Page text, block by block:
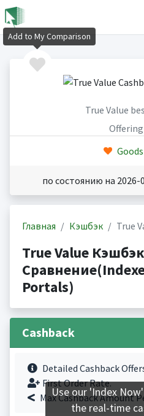
True Value
по состоянию на 2026-
Главная Кэшбэк True
True Value Кэшбэк
Portals)
Cashback
Detailed Cashback
First Order Rate.
Max Cashback Amount
Add to My Comparison
Use our 'Index
the real-time